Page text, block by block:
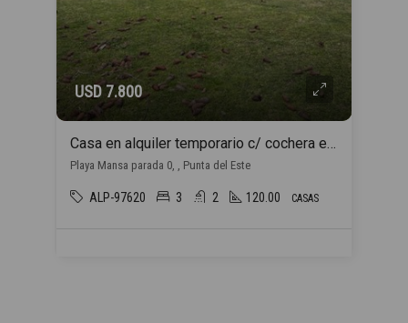
USD 7.800
Casa en alquiler temporario c/ cochera en Playa Mansa
Playa Mansa parada 0, , Punta del Este
ALP-97620 3 2 120.00 CASAS